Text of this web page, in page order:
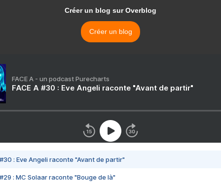
Créer un blog sur Overblog
Créer un blog
FACE A - un podcast Purecharts
FACE A #30 : Eve Angeli raconte "Avant de partir"
#30 : Eve Angeli raconte "Avant de partir"
#29 : MC Solaar raconte "Bouge de là"